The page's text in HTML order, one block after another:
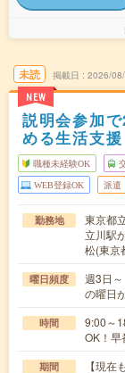
未読
NEW
掲載日 2026/
説明会参加
める生活支援
職種未経験OK
WEB登録OK 派遣
勤務地
東京都
立川駅
松(東京
曜日頻度
週3日
の曜日
時間
9:00～
OK！
期間
【現